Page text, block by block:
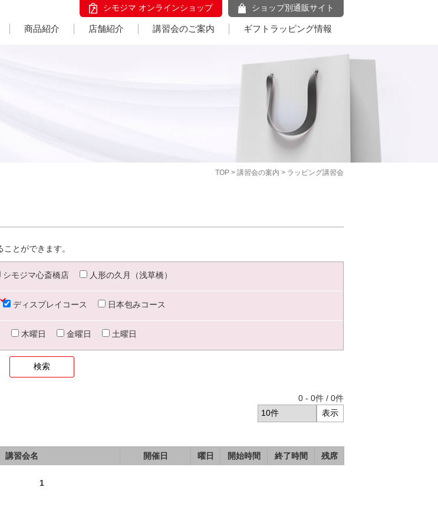
シモジマ オンラインショップ ショップ別通販サイト
商品紹介 店舗紹介 講習会のご案内 ギフトラッピング情報
TOP > 講習会の案内 > ラッピング講習会
とができます。
シモジマ心斎橋店 人形の久月（浅草橋）
ディスプレイコース 日本包みコース
木曜日 金曜日 土曜日
0 - 0件 / 0件
講習会名 開催日 曜日 開始時間 終了時間 残席
1